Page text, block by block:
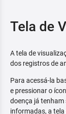
Tela de
A tela de
dos registros de
Para acessá-la
e pressionar o
doença já
informadas, a